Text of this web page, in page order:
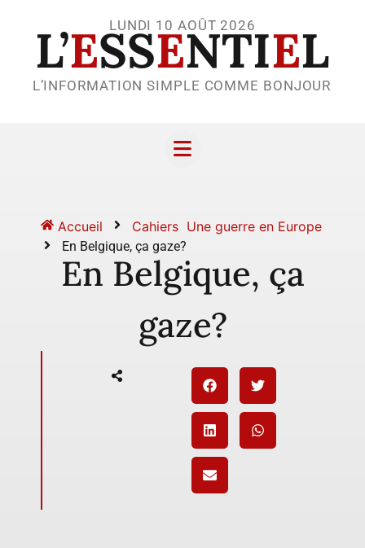
LUNDI 10 AOÛT 2026
L’ESSENTIEL
L’INFORMATION SIMPLE COMME BONJOUR
Accueil Cahiers Une guerre en Europe
En Belgique, ça gaze?
En Belgique, ça
gaze?